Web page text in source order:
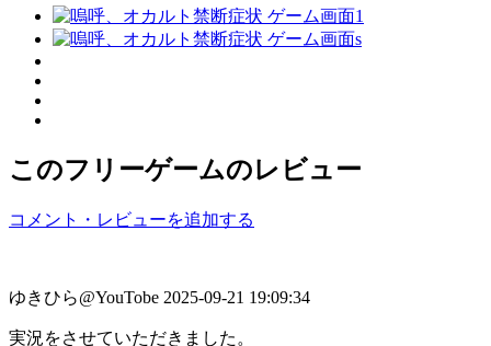
このフリーゲームのレビュー
コメント・レビューを追加する
ゆきひら@YouTobe 2025-09-21 19:09:34
実況をさせていただきました。